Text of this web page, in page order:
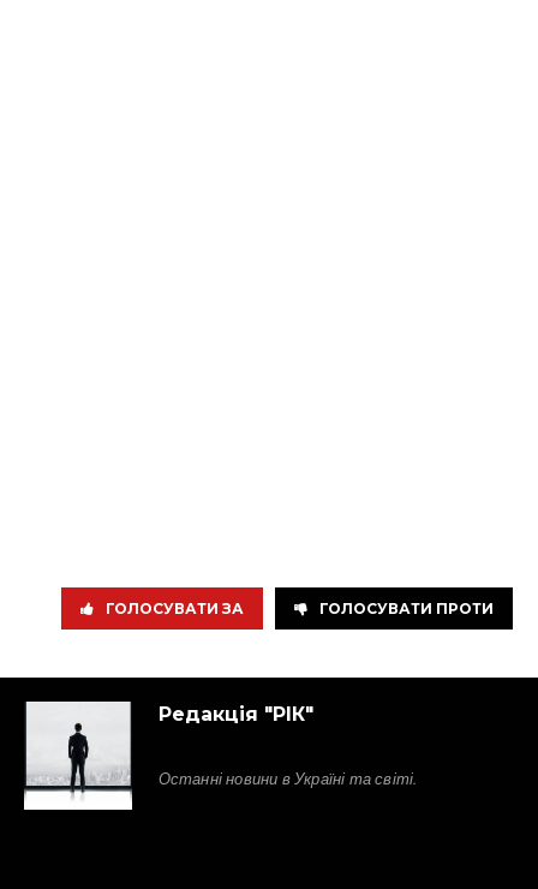
ГОЛОСУВАТИ ЗА ГОЛОСУВАТИ ПРОТИ
Редакція "РІК"
Останні новини в Україні та світі.